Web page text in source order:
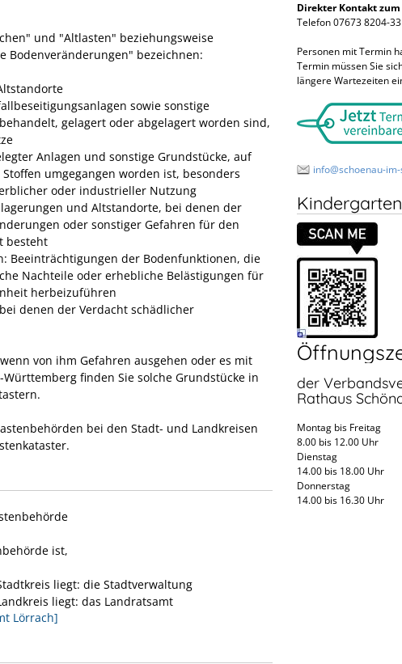
und "Altlasten" beziehungsweise
Bodenveränderungen" bezeichnen:
sowie sonstige
gelagert oder abgelagert worden sind,
Anlagen und sonstige Grundstücke, auf
umgegangen worden ist, besonders
oder industrieller Nutzung
und Altstandorte, bei denen der
oder sonstiger Gefahren für den
besteht
Beeinträchtigungen der Bodenfunktionen, die
Nachteile oder erhebliche Belästigungen für
herbeizuführen
denen der Verdacht schädlicher
von ihm Gefahren ausgehen oder es mit
finden Sie solche Grundstücke in
bei den Stadt- und Landkreisen
ist,
liegt: die Stadtverwaltung
liegt: das Landratsamt
Lörrach]
Direkter Kontakt
Telefon 07673 8204-
Personen mit Termin
Termin müssen Sie
längere Wartezeiten
info@schoenau-
der
Rathaus
Montag bis Freitag
8.00 bis 12.00 Uhr
Dienstag
14.00 bis 18.00 Uhr
Donnerstag
14.00 bis 16.30 Uhr